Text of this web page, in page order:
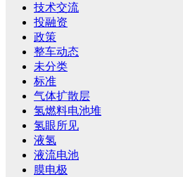
技术交流
投融资
政策
整车动态
未分类
标准
气体扩散层
氢燃料电池堆
氢眼所见
液氢
液流电池
膜电极